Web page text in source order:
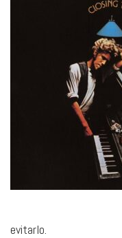
evitarlo.